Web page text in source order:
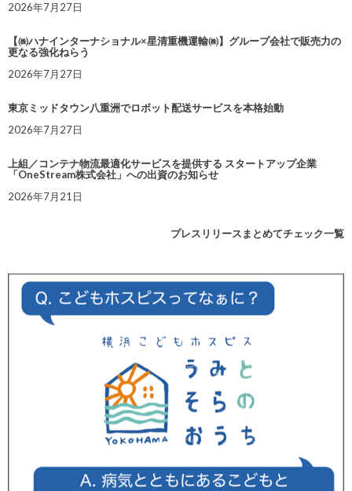
2026年7月27日
【㈱ハナインターナショナル×星清重機運輸㈱】グループ会社で販売力の
更なる強化ねらう
2026年7月27日
東京ミッドタウン八重洲でロボット配送サービスを本格始動
2026年7月27日
上組／コンテナ物流最適化サービスを提供する スタートアップ企業
「OneStream株式会社」への出資のお知らせ
2026年7月21日
プレスリリースまとめてチェック一覧